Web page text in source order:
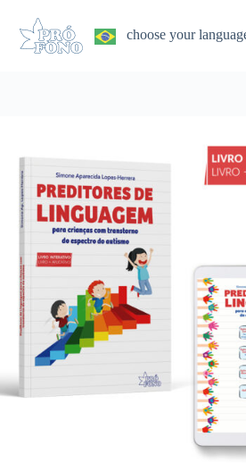
conteúdo
choose your